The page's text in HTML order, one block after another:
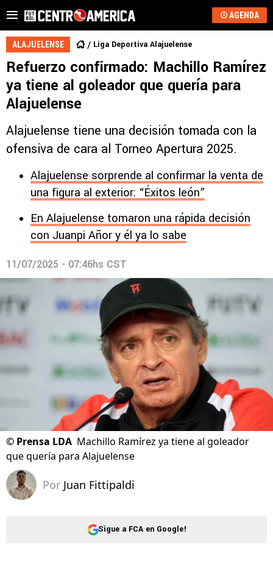
AGENDA
ALAJUELENSE Liga Deportiva Alajuelense
Refuerzo confirmado: Machillo Ramírez
ya tiene al goleador que quería para
Alajuelense
Alajuelense tiene una decisión tomada con la
ofensiva de cara al Torneo Apertura 2025.
Alajuelense sorprende al confirmar la venta de
una figura al exterior: “Éxitos león”
En Alajuelense tomaron una rápida decisión
con Juanpi Añor y él ya lo sabe
11/07/2025 - 07:46hs CST
© Prensa LDA Machillo Ramírez ya tiene al goleador
que quería para Alajuelense
Por Juan Fittipaldi
Sigue a FCA en Google!